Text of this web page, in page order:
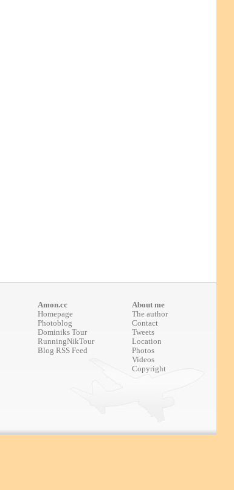
Amon.cc
Homepage
Photoblog
Dominiks Tour
RunningNikTour
Blog RSS Feed
About me
The author
Contact
Tweets
Location
Photos
Videos
Copyright